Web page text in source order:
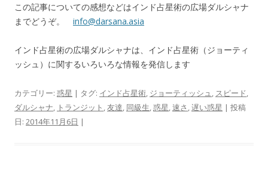
この記事についての感想などはインド占星術の広場ダルシャナ
までどうぞ。 info@darsana.asia
インド占星術の広場ダルシャナは、インド占星術（ジョーティ
ッシュ）に関するいろいろな情報を発信します
カテゴリー: 惑星 | タグ: インド占星術, ジョーティッシュ, スピード,
ダルシャナ, トランジット ,友達, 同級生,惑星,速さ ,遅い惑星 | 投稿
日: 2014年11月6日 |